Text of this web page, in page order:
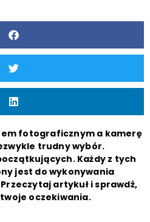
fotograficznym a kamerę
trudny wybór.
Każdy z tych
jest do wykonywania
artykuł i sprawdź,
oczekiwania.